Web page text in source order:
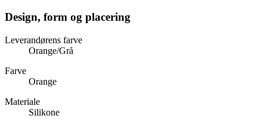
Design, form og placering
Leverandørens farve
Orange/Grå
Farve
Orange
Materiale
Silikone